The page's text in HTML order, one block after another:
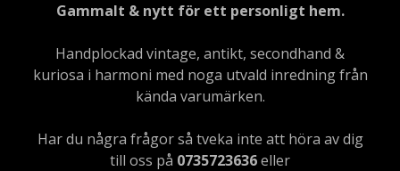
Gammalt & nytt för ett personligt hem.
Handplockad vintage, antikt, secondhand &
kuriosa i harmoni med noga utvald inredning från
kända varumärken.
Har du några frågor så tveka inte att höra av dig
till oss på 0735723636eller